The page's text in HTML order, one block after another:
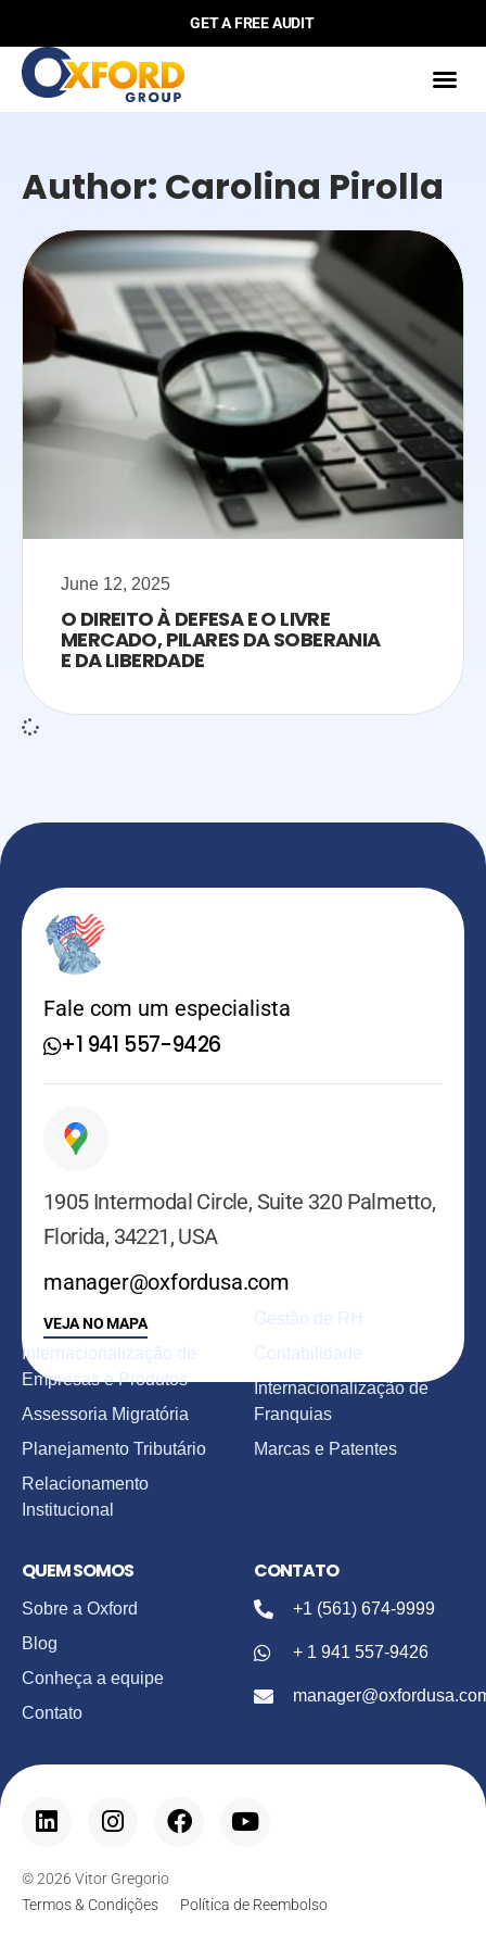
GET A FREE AUDIT
Author: Carolina Pirolla
June 12, 2025
O DIREITO À DEFESA E O LIVRE
MERCADO, PILARES DA SOBERANIA
E DA LIBERDADE
Fale com um especialista
+1 941 557-9426
1905 Intermodal Circle, Suite 320 Palmetto,
Florida, 34221, USA
manager@oxfordusa.com
VEJA NO MAPA
SERVIÇOS
Internacionalização de
Empresas e Produtos
Assessoria Migratória
Planejamento Tributário
Relacionamento
Institucional
Gestão de RH
Contabilidade
Internacionalização de
Franquias
Marcas e Patentes
QUEM SOMOS
Sobre a Oxford
Blog
Conheça a equipe
Contato
CONTATO
+1 (561) 674-9999
+ 1 941 557-9426
© 2026 Vitor Gregorio
Termos & Condições
Política de Reembolso